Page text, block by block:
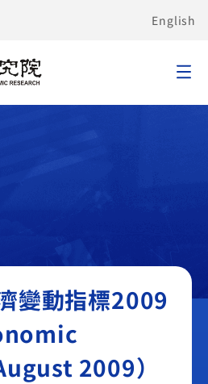
English
動指標 TEI
變動指標2009
2009）